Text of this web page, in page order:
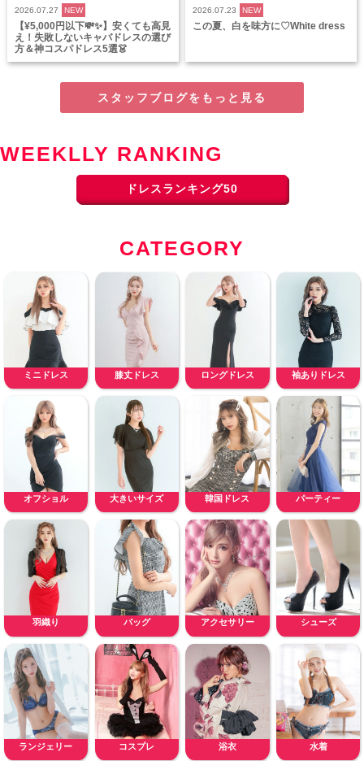
2026.07.27 NEW
【¥5,000円以下💸✨】安くても高見
え！失敗しないキャバドレスの選び
方＆神コスパドレス5選👗
2026.07.23 NEW
この夏、白を味方に♡White dress
スタッフブログをもっと見る
WEEKLLY RANKING
ドレスランキング50
CATEGORY
ミニドレス 膝丈ドレス ロングドレス 袖ありドレス
オフショル 大きいサイズ 韓国ドレス パーティー
羽織り バッグ アクセサリー シューズ
ランジェリー コスプレ 浴衣 水着